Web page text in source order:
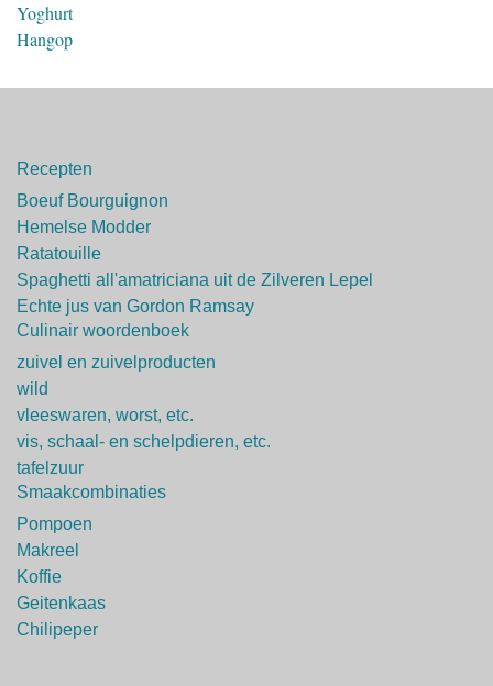
Yoghurt
Hangop
Recepten
Boeuf Bourguignon
Hemelse Modder
Ratatouille
Spaghetti all'amatriciana uit de Zilveren Lepel
Echte jus van Gordon Ramsay
Culinair woordenboek
zuivel en zuivelproducten
wild
vleeswaren, worst, etc.
vis, schaal- en schelpdieren, etc.
tafelzuur
Smaakcombinaties
Pompoen
Makreel
Koffie
Geitenkaas
Chilipeper